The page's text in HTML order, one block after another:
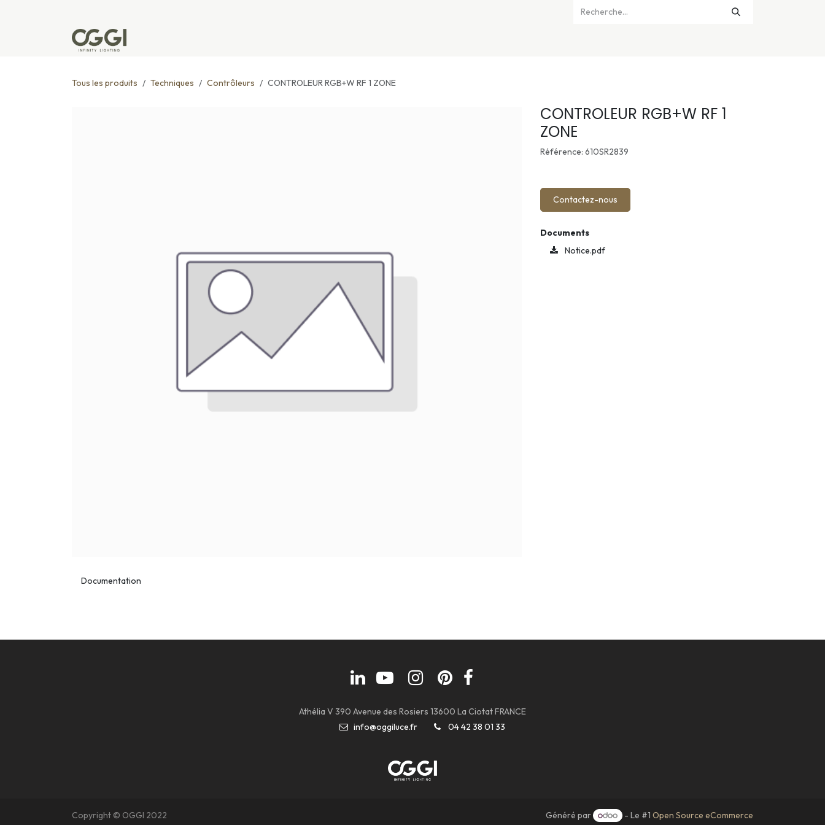
Tous les produits Techniques Contrôleurs CONTROLEUR RGB+W RF 1 ZONE
CONTROLEUR RGB+W RF 1
ZONE
Référence: 610SR2839
Contactez-nous
Documents
Notice.pdf
Documentation
Athélia V 390 Avenue des Rosiers 13600 La Ciotat FRANCE
info@oggiluce.fr
04 42 38 01 33
Copyright © OGGI 2022 Généré par - Le #1 Open Source eCommerce